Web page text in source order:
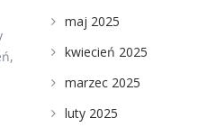
maj 2025
kwiecień 2025
marzec 2025
luty 2025